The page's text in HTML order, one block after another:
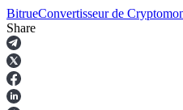
Contrats à terme
BitrueConvertisseur de
Share